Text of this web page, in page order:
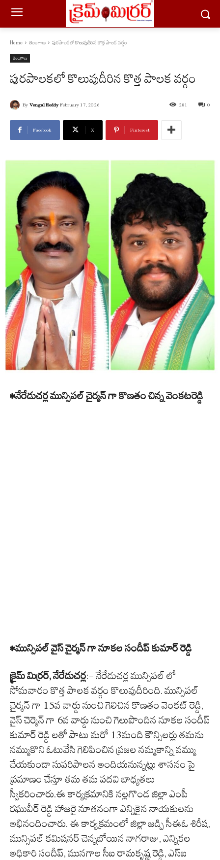
Home తెలంగాణ పురపాలకలో కొలువుదీరిన కొత్త పాలక వర్గం
తెలంగాణ
పురపాలకలో కొలువుదీరిన కొత్త పాలక వర్గం
By Vengal Reddy February 17, 2026 0
281
Facebook X Pinterest
•నేరేడుచర్ల మున్సిపల్ చైర్మన్ గా కొణతం చిన్న వెంకటరెడ్డి
•మున్సిపల్ వైస్ చైర్మన్ గా నూకల సందీప్ కుమార్ రెడ్డి
క్రైమ్ మిర్రర్, నేరేడుచర్ల:- నేరేడుచర్ల మున్సిపల్ లో
సోమవారం కొత్త పాలక వర్గం కొలువుదీరింది. మున్సిపల్
చైర్మన్ గా 15వ వార్డు నుంచి గెలిచిన కొణతం వెంకట్ రెడ్డి,
వైస్ చెర్మెన్ గా 6వ వార్డు నుంచి గెలుపొందిన నూకల సందీప్
కుమార్ రెడ్డి లతో పాటు మరో 13మంది కౌన్సిలర్లు తమను
నమ్ముకొని ఓటువేసి గెలిపించిన ప్రజల నమ్మకాన్ని వమ్ము
చేయకుండా సుపరిపాలన అందియనున్నట్లు శాసనం పై
ప్రమాణం చేస్తూ తమ తమ పదవి బాధ్యతలు
స్వీకరించారు.ఈ కార్యక్రమానికి నల్లగొండ జిల్లా ఎంపీ
రఘువీర్ రెడ్డి హాజరై నూతనంగా ఎన్నికైన నాయకులను
అభినందించారు. ఈ కార్యక్రమంలో జిల్లా జడ్పి సీఈఓ శిరీష,
మున్సిపల్ కమిషనర్ చెన్నబోయిన నాగరాజు, ఎన్నికల
అధికారి సందీప్, మునగాల సీఐ రామకృష్ణ రెడ్డి, ఎస్ఐ